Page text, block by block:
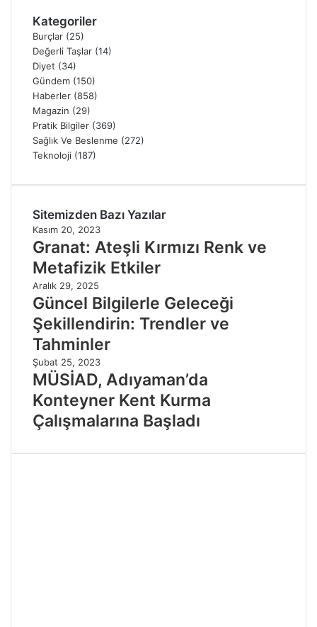
Kategoriler
Burçlar (25)
Değerli Taşlar (14)
Diyet (34)
Gündem (150)
Haberler (858)
Magazin (29)
Pratik Bilgiler (369)
Sağlık Ve Beslenme (272)
Teknoloji (187)
Sitemizden Bazı Yazılar
Kasım 20, 2023
Granat: Ateşli Kırmızı Renk ve
Metafizik Etkiler
Aralık 29, 2025
Güncel Bilgilerle Geleceği
Şekillendirin: Trendler ve
Tahminler
Şubat 25, 2023
MÜSİAD, Adıyaman’da
Konteyner Kent Kurma
Çalışmalarına Başladı